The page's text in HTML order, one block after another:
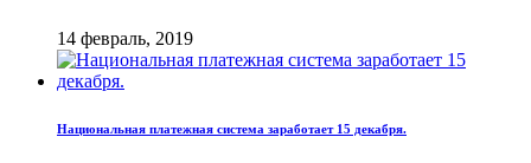
14 февраль, 2019
Национальная платежная система заработает 15 декабря.